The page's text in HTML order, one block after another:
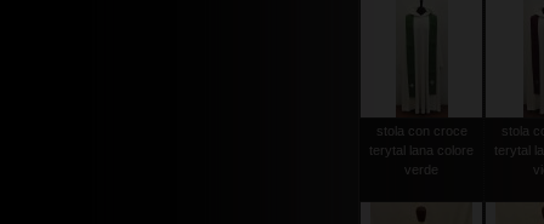
stola con croce
terytal lana colore
verde
stola
terytal